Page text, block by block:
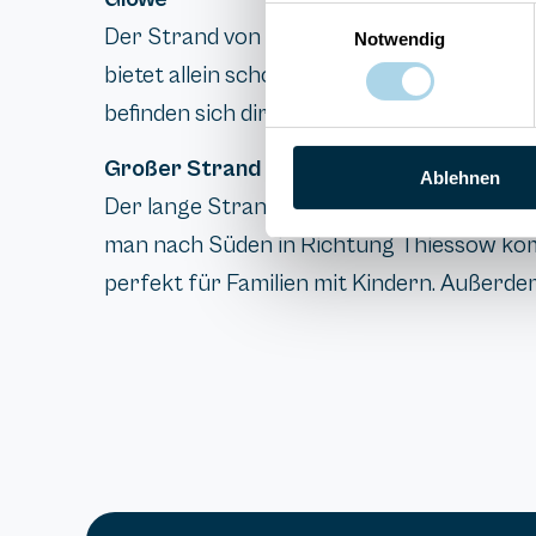
Notwendig
Ablehnen
Der Strand von Glowe liegt auf der
bietet allein schon durch seine Größe
befinden sich direkt am Strand (teilweise
Großer Strand zwischen Lobbe und
Der lange Strand zwischen Lobbe und
man nach Süden in Richtung Thiessow
perfekt für Familien mit Kindern.